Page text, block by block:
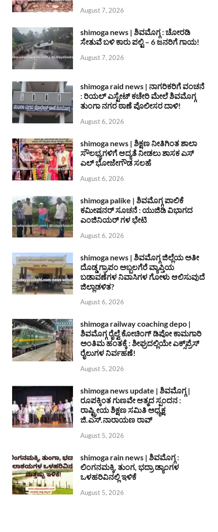
August 7, 2026
shimoga news | ಶಿವಮೊಗ್ಗ : ಚೋರಡಿ
ಸೇತುವೆ ಬಳಿ ಕಾರು ಪಲ್ಟಿ – 6 ಜನರಿಗೆ ಗಾಯ!
August 7, 2026
shimoga raid news | ನಾಗರಿಕರಿಗೆ ವಂಚನೆ
: ರಿಯಲ್ ಎಸ್ಟೇಟ್ ಕಚೇರಿ ಮೇಲೆ ಶಿವಮೊಗ್ಗ
ತುಂಗಾ ನಗರ ಠಾಣೆ ಪೊಲೀಸರ ದಾಳಿ!
August 6, 2026
shimoga news | ಶಿಕ್ಷಣ ನೀತಿಗಿಂತ ಶಾಲಾ
ಸೌಲಭ್ಯಗಳಿಗೆ ಆದ್ಯತೆ ನೀಡಲು ಶಾಸಕ ಎಸ್
ಎಲ್ ಭೋಜೇಗೌಡ ಸಲಹೆ
August 6, 2026
shimoga palike | ಶಿವಮೊಗ್ಗ ಪಾಲಿಕೆ
ಕಮೀಷನರ್ ಸೂಚನೆ : ಯುಜಿಡಿ ವಿಭಾಗದ
ಎಂಜಿನಿಯರ್ ಗಳ ಭೇಟಿ
August 6, 2026
shimoga news | ಶಿವಮೊಗ್ಗ ಜಿಲ್ಲೆಯ ಅತೀ
ದೊಡ್ಡ ಗ್ರಾಪಂ ಅಬ್ಬಲಗೆರೆ ವ್ಯಾಪ್ತಿಯ
ಬಡಾವಣೆಗಳ ನಿವಾಸಿಗಳ ಗೋಳು ಆಲಿಸುವುದೆ
ಜಿಲ್ಲಾಡಳಿತ?
August 6, 2026
shimoga railway coaching depo |
ಶಿವಮೊಗ್ಗ ರೈಲ್ವೆ ಕೋಚಿಂಗ್ ಡಿಪೋ ಕಾಮಗಾರಿ
ಅಂತಿಮ ಹಂತಕ್ಕೆ : ಶೀಘ್ರದಲ್ಲಿಯೇ ಎಕ್ಸ್‌ಪ್ರೆಸ್
ರೈಲುಗಳ ನಿರ್ವಹಣೆ!
August 5, 2026
shimoga news update | ಶಿವಮೊಗ್ಗ |
ರೂಪಕ್ಕಿಂತ ಗುಣವೇ ಆತ್ಮದ ಸ್ಪಂದನ :
ರಾಷ್ಟ್ರೀಯ ಶಿಕ್ಷಣ ಸಮಿತಿ ಅಧ್ಯಕ್ಷ
ಜಿ.ಎಸ್.ನಾರಾಯಣ ರಾವ್
August 5, 2026
shimoga rain news | ಶಿವಮೊಗ್ಗ :
ಲಿಂಗನಮಕ್ಕಿ, ತುಂಗ, ಭದ್ರಾ ಡ್ಯಾಂಗಳ
ಒಳಹರಿವಿನಲ್ಲಿ ಇಳಿಕೆ
August 5, 2026